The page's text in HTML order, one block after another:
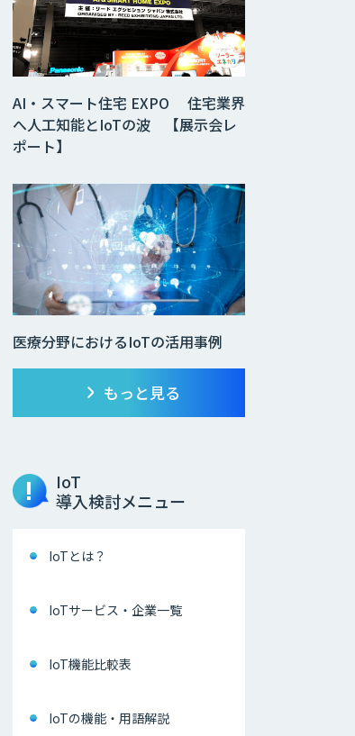
お問合せください
「Game AI 〜体の動きで
ゲームを操作〜」の
詳細はこちら
「NTech Predict」の
詳細はこちら
AI・スマート住宅 EXPO 住宅業界
へ人工知能とIoTの波 【展示会レ
ポート】
医療分野におけるIoTの活用事例
もっと見る
IoT
導入検討メニュー
IoTとは？
IoTサービス・企業一覧
IoT機能比較表
IoTの機能・用語解説